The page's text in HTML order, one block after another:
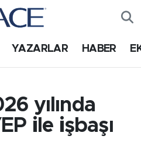
YAZARLAR HABER
yılında
ile işbaşı
ve Fikstür